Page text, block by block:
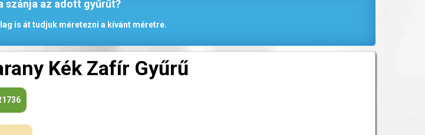
szánja az adott gyűrűt?
is át tudjuk méretezni a kívánt méretre.
Kék Zafír Gyűrű